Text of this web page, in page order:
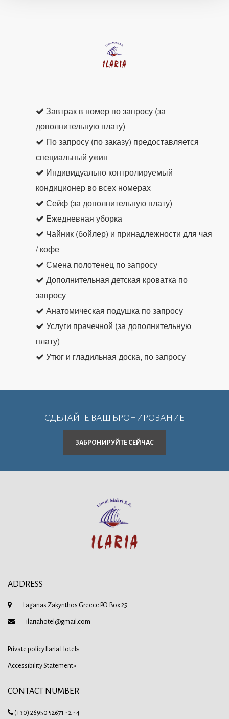
Завтрак в номер по запросу (за
дополнительную плату)
По запросу (по заказу) предоставляется
специальный ужин
Индивидуально контролируемый
кондиционер во всех номерах
Сейф (за дополнительную плату)
Ежедневная уборка
Чайник (бойлер) и принадлежности для чая
/ кофе
Смена полотенец по запросу
Дополнительная детская кроватка по
запросу
Анатомическая подушка по запросу
Услуги прачечной (за дополнительную
плату)
Утюг и гладильная доска, по запросу
СДЕЛАЙТЕ ВАШ БРОНИРОВАНИЕ
ЗАБРОНИРУЙТЕ СЕЙЧАС
ADDRESS
Laganas Zakynthos Greece P.O. Box 25
ilariahotel@gmail.com
Private policy Ilaria Hotel»
Accessibility Statement»
CONTACT NUMBER
(+30) 26950 52671 - 2 - 4